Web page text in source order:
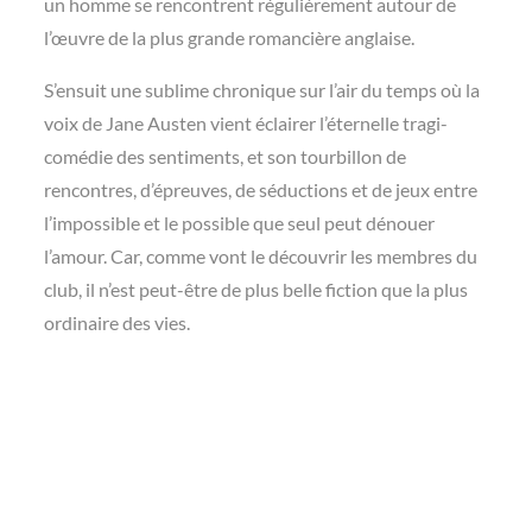
l’œuvre de la plus grande romancière anglaise.
S’ensuit une sublime chronique sur l’air du temps où la
voix de Jane Austen vient éclairer l’éternelle tragi-
comédie des sentiments, et son tourbillon de
rencontres, d’épreuves, de séductions et de jeux entre
l’impossible et le possible que seul peut dénouer
l’amour. Car, comme vont le découvrir les membres du
club, il n’est peut-être de plus belle fiction que la plus
ordinaire des vies.